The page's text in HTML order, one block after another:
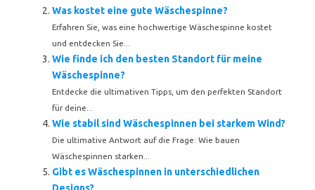
Was kostet eine gute Wäschespinne?
Erfahren Sie, was eine hochwertige Wäschespinne kostet
und entdecken Sie...
Wie finde ich den besten Standort für meine
Wäschespinne?
Entdecke die ultimativen Tipps, um den perfekten Standort
für deine...
Wie stabil sind Wäschespinnen bei starkem Wind?
Die ultimative Antwort auf die Frage: Wie bauen
Wäschespinnen starken...
Gibt es Wäschespinnen in unterschiedlichen